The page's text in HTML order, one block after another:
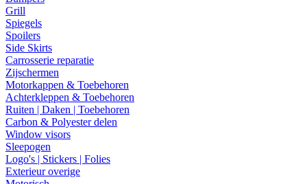
Grill
Spiegels
Spoilers
Side Skirts
Carrosserie reparatie
Zijschermen
Motorkappen & Toebehoren
Achterkleppen & Toebehoren
Ruiten | Daken | Toebehoren
Carbon & Polyester delen
Window visors
Sleepogen
Logo's | Stickers | Folies
Exterieur overige